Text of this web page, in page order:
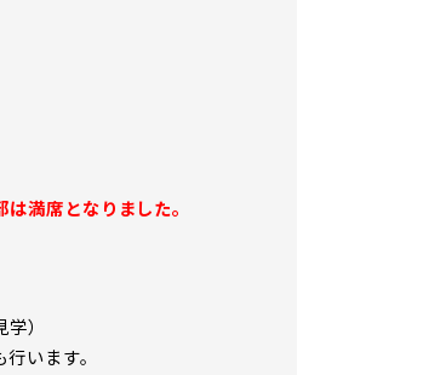
は満席となりました。
）
います。